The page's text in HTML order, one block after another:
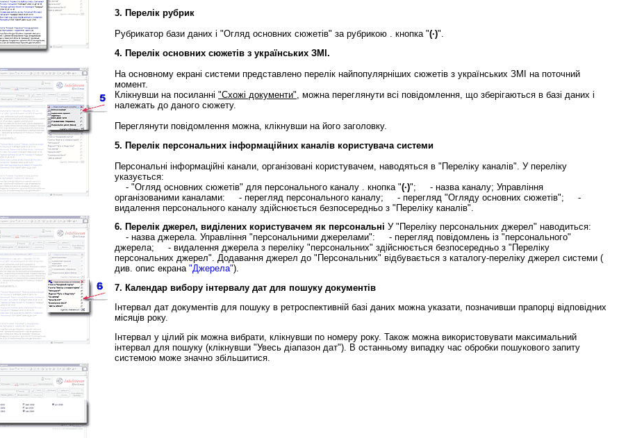
3. Перелік рубрик
Рубрикатор бази даних і "Огляд основних сюжетів" за рубрикою . кнопка "(·)".
4. Перелік основних сюжетів з українських ЗМІ.
На основному екрані системи представлено перелік найпопулярніших сюжетів з українських ЗМІ на поточний
момент.
Клікнувши на посиланні "Схожі документи" , можна переглянути всі повідомлення, що зберігаються в базі даних і
належать до даного сюжету.
Переглянути повідомлення можна, клікнувши на його заголовку.
5. Перелік персональних інформаційних каналів користувача системи
Персональні інформаційні канали, організовані користувачем, наводяться в "Переліку каналів". У переліку
указується:
- "Огляд основних сюжетів" для персонального каналу . кнопка "(·)"; - назва каналу; Управління
організованими каналами: - перегляд персонального каналу; - перегляд "Огляду основних сюжетів"; -
видалення персонального каналу здійснюється безпосередньо з "Переліку каналів".
6. Перелік джерел, виділених користувачем як персональні У "Переліку персональних джерел" наводиться:
- назва джерела. Управління "персональними джерелами": - перегляд повідомлень із "персонального"
джерела; - видалення джерела з переліку "персональних" здійснюється безпосередньо з "Переліку
персональних джерел". Додавання джерел до "Персональних" відбувається з каталогу-переліку джерел системи (
див. опис екрана "Джерела").
7. Календар вибору інтервалу дат для пошуку документів
Інтервал дат документів для пошуку в ретроспективній базі даних можна указати, позначивши прапорці відповідних
місяців року.
Інтервал у цілий рік можна вибрати, клікнувши по номеру року. Також можна використовувати максимальний
інтервал для пошуку (клікнувши "Увесь діапазон дат"). В останньому випадку час обробки пошукового запиту
системою може значно збільшитися.